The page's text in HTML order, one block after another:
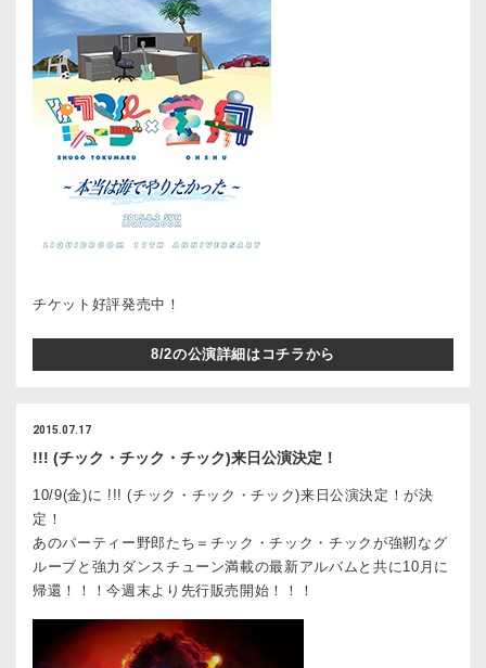
チケット好評発売中！
8/2の公演詳細はコチラから
2015.07.17
!!! (チック・チック・チック)来日公演決定！
10/9(金)に !!! (チック・チック・チック)来日公演決定！が決
定！
あのパーティー野郎たち＝チック・チック・チックが強靭なグ
ルーブと強力ダンスチューン満載の最新アルバムと共に10月に
帰還！！！今週末より先行販売開始！！！